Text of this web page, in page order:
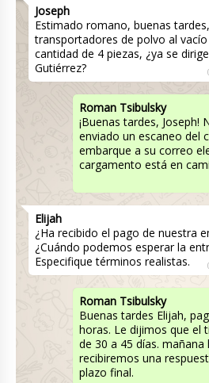
Joseph
Estimado romano, buenas tardes,
transportadores de polvo al vacío
cantidad de 4 piezas, ¿ya se
Gutiérrez?
Roman Tsibulsky
¡Buenas tardes, Joseph!
enviado un escaneo del
embarque a su correo
cargamento está en
Elijah
¿Ha recibido el pago de nuestra
¿Cuándo podemos esperar la
Especifique términos realistas.
Roman Tsibulsky
Buenas tardes Elijah,
horas. Le dijimos que el
de 30 a 45 días. mañana
recibiremos una
plazo final.